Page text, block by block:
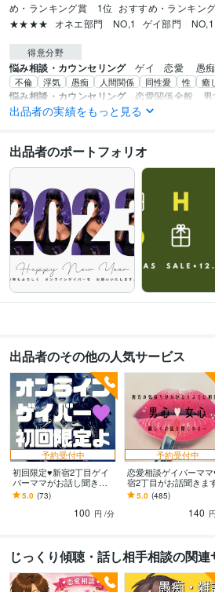
め・ランキング賞　1位 おすすめ・ランキン
★★★★
オネエ部門　NO,1 ゲイ部門　NO,1
得意分野
悩み相談・カウンセリング ゲイ　恋愛　 愚
不倫 浮気 愚痴 人間関係 同性愛 性 癒
悩み相談・カウンセリング 恋愛関係全般　
性 恋人 不倫 浮気 不満 片思い
出品者の実績をもっと見る
出品者のポートフォリオ
出品者のその他の人気サービス
予約受付中
初回限定♥新宿2丁目ゲイ
バーママがお話し聞きま
す 愚痴聞き 話相手 悩み相
談 雑談 性 他 男性も歓
5.0 (73)
100 円 /分
予約受付中
恋愛相談ゲイバーマ
宿2丁目がお話聞きま
の気持ちも女の気持ちも
わかるオネエが話し相手
5.0 (485)
140 円
じっくり傾聴・話し相手相談の関連